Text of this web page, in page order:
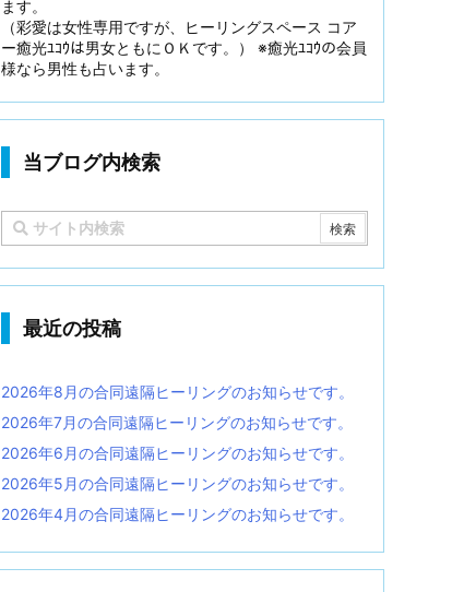
ます。
（彩愛は女性専用ですが、ヒーリングスペース コア
ー癒光ﾕｺｳは男女ともにＯＫです。） ※癒光ﾕｺｳの会員
様なら男性も占います。
当ブログ内検索
最近の投稿
2026年8月の合同遠隔ヒーリングのお知らせです。
2026年7月の合同遠隔ヒーリングのお知らせです。
2026年6月の合同遠隔ヒーリングのお知らせです。
2026年5月の合同遠隔ヒーリングのお知らせです。
2026年4月の合同遠隔ヒーリングのお知らせです。